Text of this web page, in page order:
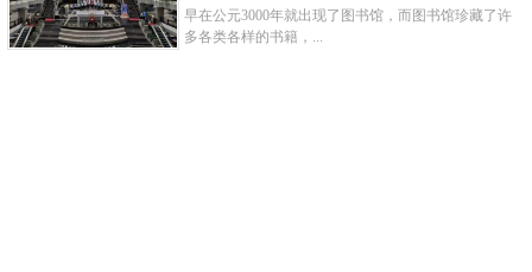
早在公元3000年就出现了图书馆，而图书馆珍藏了许
多各类各样的书籍，...